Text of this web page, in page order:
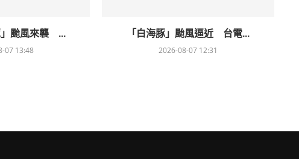
」颱風來襲 ...
07 13:48
「白海豚」颱風逼近 台電...
2026-08-07 12:31